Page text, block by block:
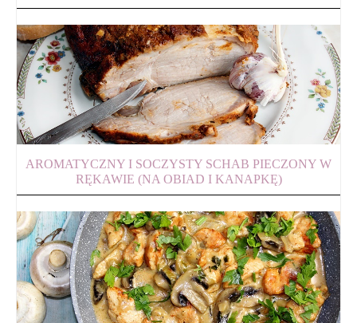
AROMATYCZNY I SOCZYSTY SCHAB PIECZONY W
RĘKAWIE (NA OBIAD I KANAPKĘ)